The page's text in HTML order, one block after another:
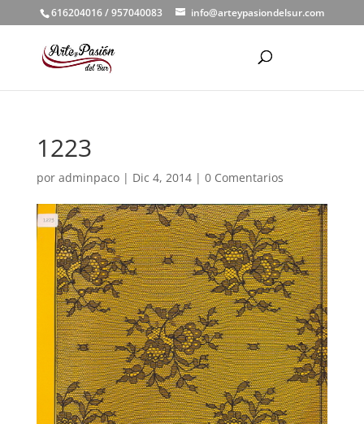
616204016 / 957040083 info@arteypasiondelsur.com
1223
por adminpaco| Dic 4, 2014| 0 Comentarios